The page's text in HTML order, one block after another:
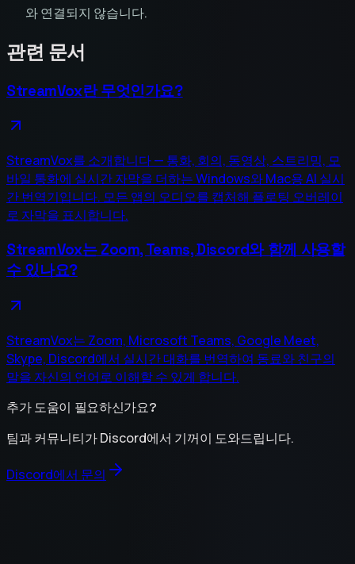
와 연결되지 않습니다.
관련 문서
StreamVox란 무엇인가요?
StreamVox를 소개합니다 — 통화, 회의, 동영상, 스트리밍, 모
바일 통화에 실시간 자막을 더하는 Windows와 Mac용 AI 실시
간 번역기입니다. 모든 앱의 오디오를 캡처해 플로팅 오버레이
로 자막을 표시합니다.
StreamVox는 Zoom, Teams, Discord와 함께 사용할
수 있나요?
StreamVox는 Zoom, Microsoft Teams, Google Meet,
Skype, Discord에서 실시간 대화를 번역하여 동료와 친구의
말을 자신의 언어로 이해할 수 있게 합니다.
추가 도움이 필요하신가요?
팀과 커뮤니티가 Discord에서 기꺼이 도와드립니다.
Discord에서 문의